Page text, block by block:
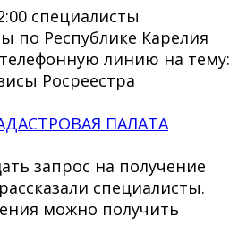
специалисты
по Республике Карелия
линию на тему:
Росреестра
ПАЛАТА
запрос на получение
специалисты.
можно получить